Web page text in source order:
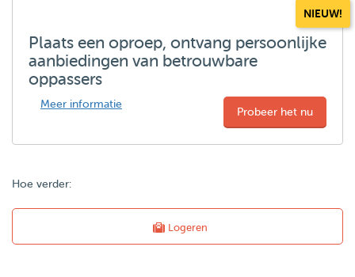
NIEUW!
Plaats een oproep, ontvang persoonlijke
aanbiedingen van betrouwbare
oppassers
Meer informatie
Probeer het nu
Hoe verder:
Logeren